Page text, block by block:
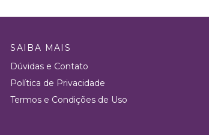
SAIBA MAIS
Dúvidas e Contato
Política de Privacidade
Termos e Condições de Uso